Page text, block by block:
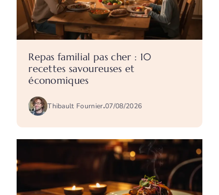
Repas familial pas cher : 10
recettes savoureuses et
économiques
Thibault Fournier.07/08/2026